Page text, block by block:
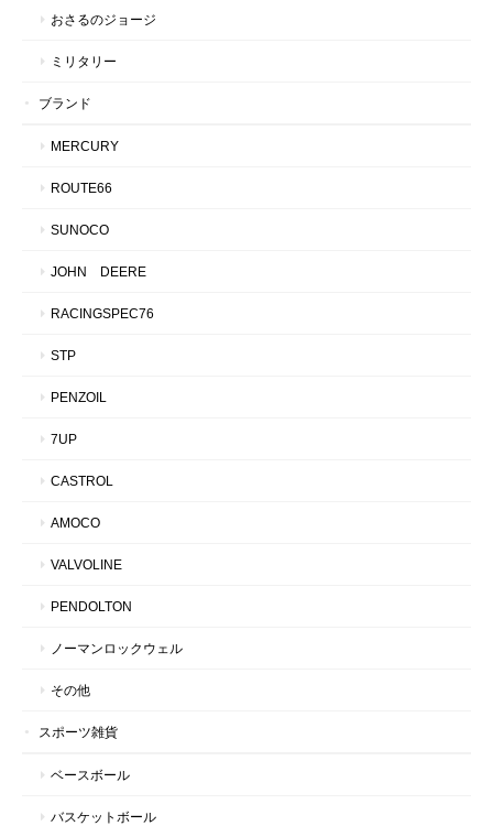
おさるのジョージ
ミリタリー
ブランド
MERCURY
ROUTE66
SUNOCO
JOHN DEERE
RACINGSPEC76
STP
PENZOIL
7UP
CASTROL
AMOCO
VALVOLINE
PENDOLTON
ノーマンロックウェル
その他
スポーツ雑貨
ベースボール
バスケットボール